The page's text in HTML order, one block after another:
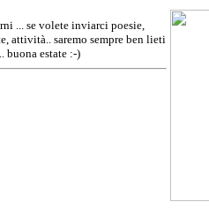
... se volete inviarci poesie,
attività.. saremo sempre ben lieti
buona estate :-)